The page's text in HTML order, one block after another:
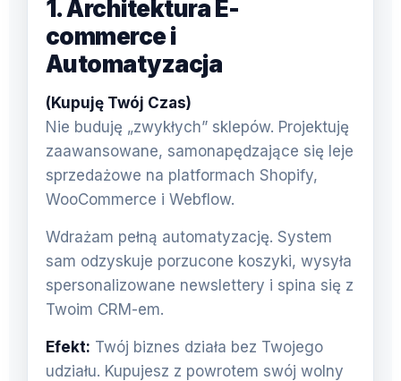
1. Architektura E-
commerce i
Automatyzacja
(Kupuję Twój Czas)
Nie buduję „zwykłych” sklepów. Projektuję
zaawansowane, samonapędzające się leje
sprzedażowe na platformach Shopify,
WooCommerce i Webflow.
Wdrażam pełną automatyzację. System
sam odzyskuje porzucone koszyki, wysyła
spersonalizowane newslettery i spina się z
Twoim CRM-em.
Efekt: Twój biznes działa bez Twojego
udziału. Kupujesz z powrotem swój wolny